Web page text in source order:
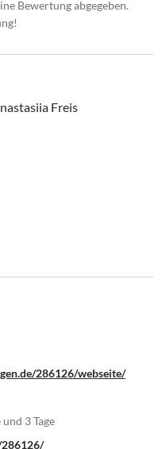
Bewertung abgegeben.
Freis
286126/webseite/
3 Tage